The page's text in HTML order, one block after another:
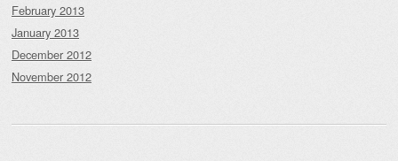
February 2013
January 2013
December 2012
November 2012